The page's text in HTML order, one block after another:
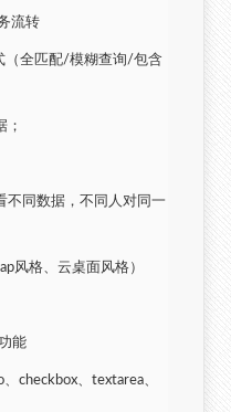
流转
（全匹配/模糊查询/包含
；
不同数据，不同人对同一
风格、云桌面风格）
能
checkbox、textarea、